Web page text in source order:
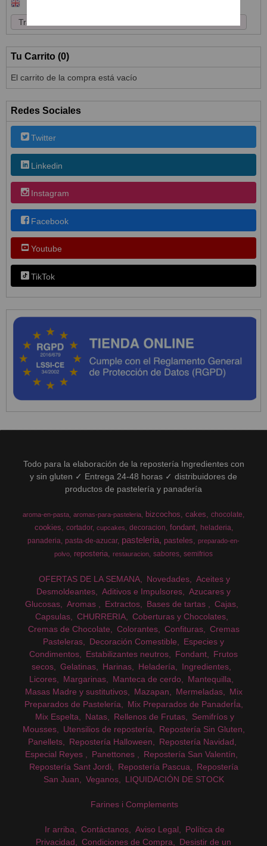
Tu Carrito (0)
El carrito de la compra está vacío
Redes Sociales
Twitter
Linkedin
Instagram
Facebook
Youtube
TikTok
Todo para la elaboración de la repostería Ingredientes con
y sin gluten ✓ Entrega 24-48 horas ✓ distribuidores de
productos de pastelería y panadería
aroma-en-pasta aromas-para-pasteleria bizcochos cakes chocolate
cookies cortador cupcakes decoracion fondant
heladeria
panaderia pasta-de-azucar pasteleria pasteles
preparado-en-
polvo
reposteria restauracion sabores semifrios
OFERTAS DE LA SEMANA Novedades
Aceites y
Desmoldeantes
Aditivos e Impulsores
Azucares y
Glucosas
Aromas Extractos Bases de tartas
Cajas
Capsulas
CHURRERIA
Coberturas y Chocolates
Cremas de Chocolate
Colorantes Confituras
Cremas
Pasteleras
Decoración Comestible
Especies y
Condimentos
Estabilizantes neutros Fondant
Frutos
secos
Gelatinas Harinas Heladería
Ingredientes
Licores
Margarinas Manteca de cerdo
Mantequilla
Masas Madre y sustitutivos
Mazapan Mermeladas
Mix
Preparados de Pastelería
Mix Preparados de PanaderÍa
Mix Espelta
Natas Rellenos de Frutas
Semifríos y
Mousses
Utensilios de repostería
Repostería Sin Gluten
Panellets
Repostería Halloween
Repostería Navidad
Especial Reyes
Panettones
Repostería San Valentín
Repostería Sant Jordi
Repostería Pascua
Repostería
San Juan
Veganos LIQUIDACIÓN DE STOCK
Farines i Complements
Ir arriba Contáctanos Aviso Legal
Política de
Privacidad
Condiciones de Compra Desistir de un